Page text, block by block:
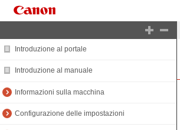
Introduzione al portale
Introduzione al manuale
Informazioni sulla macchina
Configurazione delle impostazioni